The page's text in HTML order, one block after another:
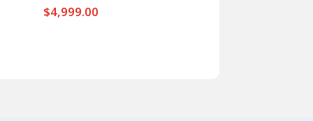
$4,999.00